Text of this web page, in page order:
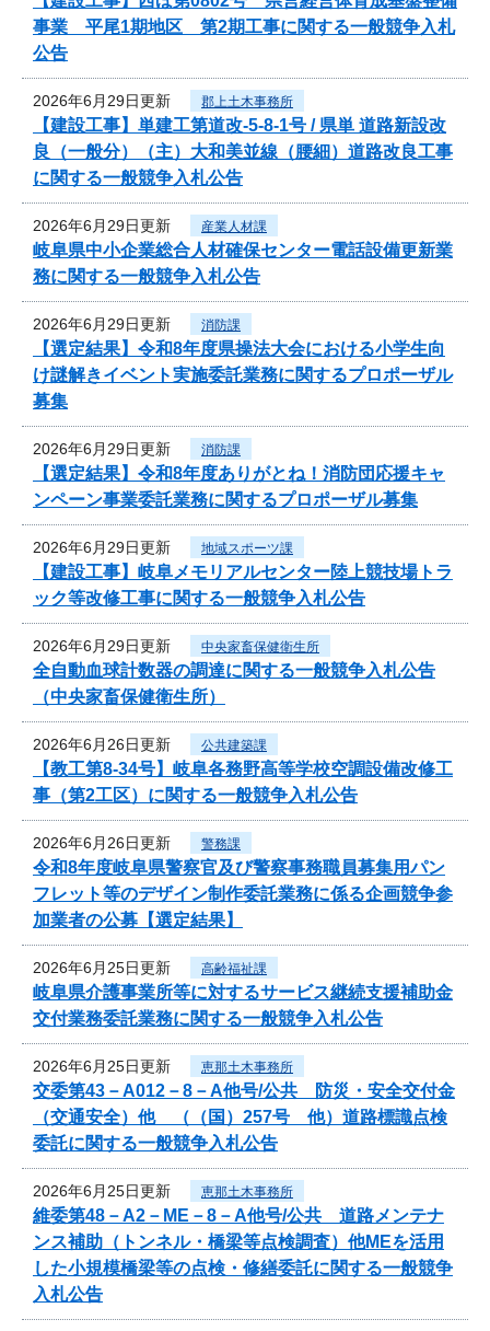
事業 平尾1期地区 第2期工事に関する一般競争入札
公告
2026年6月29日更新 郡上土木事務所
【建設工事】単建工第道改-5-8-1号 / 県単 道路新設改
良（一般分）（主）大和美並線（腰細）道路改良工事
に関する一般競争入札公告
2026年6月29日更新 産業人材課
岐阜県中小企業総合人材確保センター電話設備更新業
務に関する一般競争入札公告
2026年6月29日更新 消防課
【選定結果】令和8年度県操法大会における小学生向
け謎解きイベント実施委託業務に関するプロポーザル
募集
2026年6月29日更新 消防課
【選定結果】令和8年度ありがとね！消防団応援キャ
ンペーン事業委託業務に関するプロポーザル募集
2026年6月29日更新 地域スポーツ課
【建設工事】岐阜メモリアルセンター陸上競技場トラ
ック等改修工事に関する一般競争入札公告
2026年6月29日更新 中央家畜保健衛生所
全自動血球計数器の調達に関する一般競争入札公告
（中央家畜保健衛生所）
2026年6月26日更新 公共建築課
【教工第8-34号】岐阜各務野高等学校空調設備改修工
事（第2工区）に関する一般競争入札公告
2026年6月26日更新 警務課
令和8年度岐阜県警察官及び警察事務職員募集用パン
フレット等のデザイン制作委託業務に係る企画競争参
加業者の公募【選定結果】
2026年6月25日更新 高齢福祉課
岐阜県介護事業所等に対するサービス継続支援補助金
交付業務委託業務に関する一般競争入札公告
2026年6月25日更新 恵那土木事務所
交委第43－A012－8－A他号/公共 防災・安全交付金
（交通安全）他 （（国）257号 他）道路標識点検
委託に関する一般競争入札公告
2026年6月25日更新 恵那土木事務所
維委第48－A2－ME－8－A他号/公共 道路メンテナ
ンス補助（トンネル・橋梁等点検調査）他MEを活用
した小規模橋梁等の点検・修繕委託に関する一般競争
入札公告